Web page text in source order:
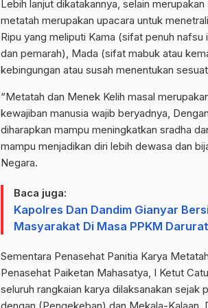
Lebih lanjut dikatakannya, selain
metatah merupakan upacara untuk
Ripu yang meliputi Kama (sifat penuh
dan pemarah), Mada (sifat mabuk atau
kebingungan atau susah menentukan
“Metatah dan Menek Kelih masal
kewajiban manusia wajib beryadnya,
diharapkan mampu meningkatkan sradha
mampu menjadikan diri lebih dewasa dan
Negara.
Baca juga:
Kapolres Dan Dandim Gianyar
Masyarakat Di Masa PPKM
Sementara Penasehat Panitia Karya
Penasehat Paiketan Mahasatya, I Ketut
seluruh rangkaian karya dilaksanakan